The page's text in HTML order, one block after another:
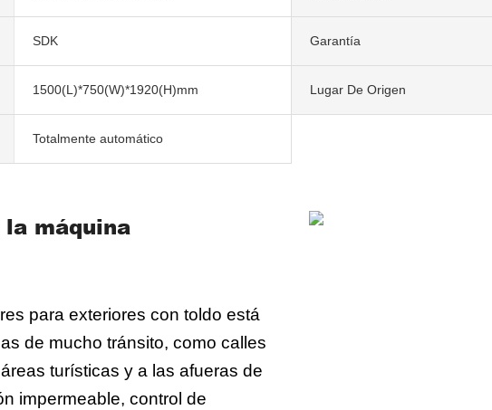
SDK Garantía
1500(L)*750(W)*1920(H)mm Lugar De Origen
Totalmente automático
la máquina
para exteriores con toldo está
de mucho tránsito, como calles
turísticas y a las afueras de
impermeable, control de